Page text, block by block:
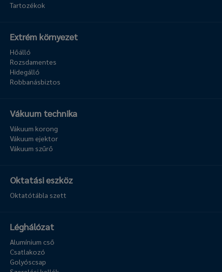
Tartozékok
Extrém környezet
Hőálló
Rozsdamentes
Hidegálló
Robbanásbiztos
Vákuum technika
Vákuum korong
Vákuum ejektor
Vákuum szűrő
Oktatási eszköz
Oktatótábla szett
Léghálózat
Alumínium cső
Csatlakozó
Golyóscsap